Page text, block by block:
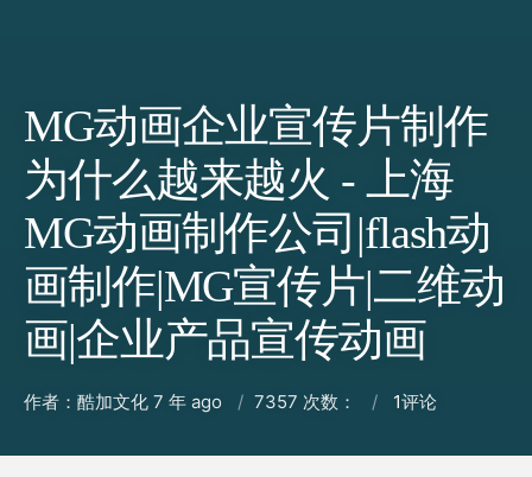
MG动画企业宣传片制作
为什么越来越火 - 上海
MG动画制作公司|flash动
画制作|MG宣传片|二维动
画|企业产品宣传动画
作者：酷加文化 7 年 ago 7357 次数： 1评论